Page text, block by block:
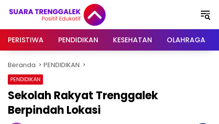
PERISTIWA
PENDIDIKAN KESEHATAN OLAHRAGA
Beranda PENDIDIKAN
PENDIDIKAN
Sekolah Rakyat Trenggalek
Berpindah Lokasi